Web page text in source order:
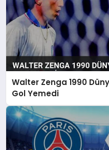
Walter Zenga 1990
Gol Yemedi